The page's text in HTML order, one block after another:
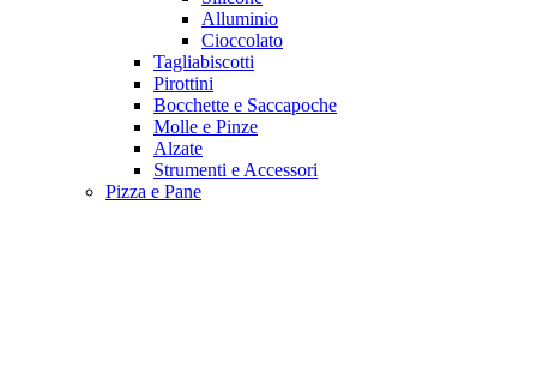
Alluminio
Cioccolato
Tagliabiscotti
Pirottini
Bocchette e Saccapoche
Molle e Pinze
Alzate
Strumenti e Accessori
Pizza e Pane